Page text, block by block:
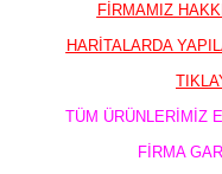
FİRMAMIZ
HARİTALARDA
TÜM ÜRÜNLERİMİZ
FİRMA